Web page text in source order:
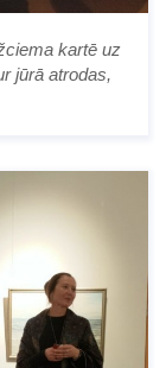
kartē uz
jūrā atrodas,